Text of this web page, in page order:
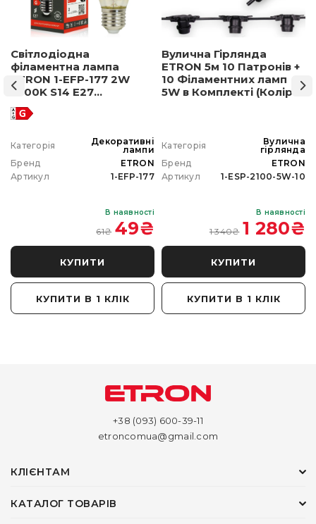
Світлодіодна
філаментна лампа
ETRON 1-EFP-177 2W
2500K S14 E27
позолочене скло
Категорія
Декоративні
лампи
Бренд
ETRON
Артикул
1-EFP-177
В наявності
61₴ 49₴
КУПИТИ
КУПИТИ В 1 КЛІК
Вулична Гірлянда
ETRON 5м 10 Патронів +
10 Філаментних ламп
5W в Комплекті (Колір
Категорія
Вулична
гірлянда
Бренд
ETRON
Артикул
1-ESP-2100-5W-10
В наявності
1 340₴ 1 280₴
КУПИТИ
КУПИТИ В 1 КЛІК
+38 (093) 600-39-11
etroncomua@gmail.com
КЛІЄНТАМ
КАТАЛОГ ТОВАРІВ